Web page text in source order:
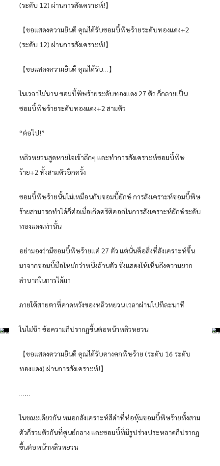
(ระดับ 12) ผ่านการสังเคราะห์!】
【ขอแสดงความยินดี คุณได้รับซอมบี้พิษร้ายระดับทองแดง+2
(ระดับ 12) ผ่านการสังเคราะห์!】
【ขอแสดงความยินดี คุณได้รับ…】
ในเวลาไม่นาน ซอมบี้พิษร้ายระดับทองแดง 27 ตัว ก็กลายเป็น
ซอมบี้พิษร้ายระดับทองแดง+2 สามตัว
“ต่อไป!”
หลิวหยวนสูดหายใจเข้าลึกๆ และทำการสังเคราะห์ซอมบี้พิษ
ร้าย+2 ทั้งสามตัวอีกครั้ง
ซอมบี้พิษร้ายนั้นไม่เหมือนกับซอมบี้ยักษ์ การสังเคราะห์ซอมบี้พิษ
ร้ายสามารถทำได้ก็ต่อเมื่อเกิดคริติคอลในการสังเคราะห์ยักษ์ระดับ
ทองแดงเท่านั้น
อย่ามองว่ามีซอมบี้พิษร้ายแค่ 27 ตัว แต่นั่นคือสิ่งที่สังเคราะห์ขึ้น
มาจากซอมบี้มือใหม่กว่าหนึ่งล้านตัว ซึ่งแสดงให้เห็นถึงความยาก
ลำบากในการได้มา
ภายใต้สายตาที่คาดหวังของหลิวหยวน เวลาผ่านไปทีละนาที
ในไม่ช้า ข้อความก็ปรากฏขึ้นต่อหน้าหลิวหยวน
【ขอแสดงความยินดี คุณได้รับคางคกพิษร้าย (ระดับ 16 ระดับ
ทองแดง) ผ่านการสังเคราะห์!】
……
ในขณะเดียวกัน หมอกสังเคราะห์สีดำที่ห่อหุ้มซอมบี้พิษร้ายทั้งสาม
ตัวก็รวมตัวกันที่ศูนย์กลาง และซอมบี้ที่มีรูปร่างประหลาดก็ปรากฏ
ขึ้นต่อหน้าหลิวหยวน